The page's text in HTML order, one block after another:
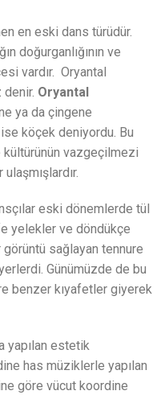
en eski dans türüdür.
doğurganlığının ve
vardır. Oryantal
denir. Oryantal
ya da çingene
köçek deniyordu. Bu
kültürünün vazgeçilmezi
eski dönemlerde tül
yelekler ve döndükçe
sağlayan tennure
Günümüzde de bu
benzer kıyafetler giyerek
yapılan estetik
has müziklerle yapılan
göre vücut koordine